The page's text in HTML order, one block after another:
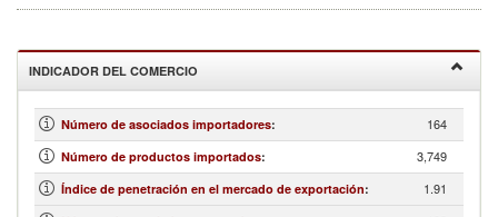
INDICADOR DEL COMERCIO
Número de asociados importadores: 164
Número de productos importados: 3,749
Índice de penetración en el mercado de exportación: 1.91